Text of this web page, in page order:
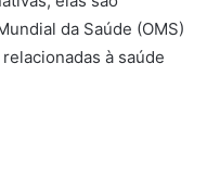
da Saúde (OMS)
à saúde